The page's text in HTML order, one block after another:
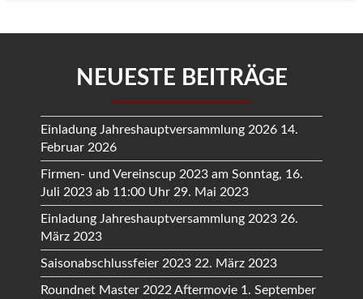
NEUESTE BEITRÄGE
Einladung Jahreshauptversammlung 2026 14.
Februar 2026
Firmen- und Vereinscup 2023 am Sonntag, 16.
Juli 2023 ab 11:00 Uhr 29. Mai 2023
Einladung Jahreshauptversammlung 2023 26.
März 2023
Saisonabschlussfeier 2023 22. März 2023
Roundnet Master 2022 Aftermovie 1. September